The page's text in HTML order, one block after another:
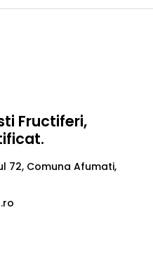
Fructiferi,
72, Comuna Afumati,